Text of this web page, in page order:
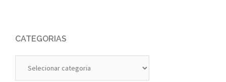
CATEGORIAS